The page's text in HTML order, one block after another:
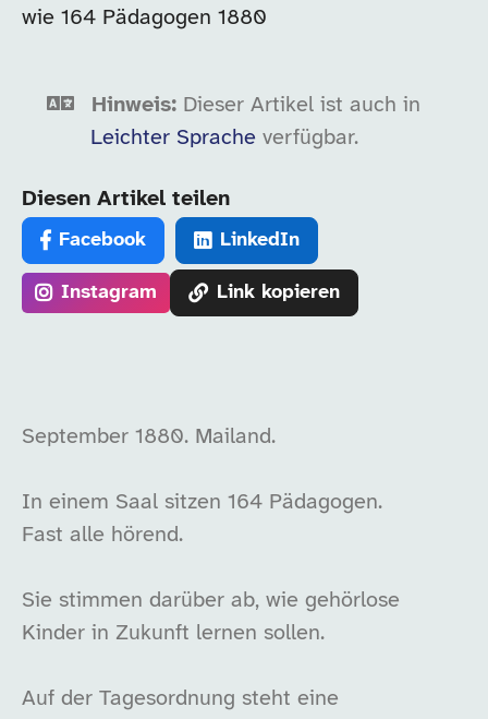
Hinweis: Dieser Artikel ist auch in
Leichter Sprache verfügbar.
Diesen Artikel teilen
Facebook LinkedIn
Instagram Link kopieren
September 1880. Mailand.
In einem Saal sitzen 164 Pädagogen.
Fast alle hörend.
Sie stimmen darüber ab, wie gehörlose
Kinder in Zukunft lernen sollen.
Auf der Tagesordnung steht eine